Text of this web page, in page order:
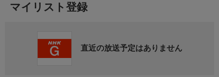
マイリスト登録
直近の放送予定はありません